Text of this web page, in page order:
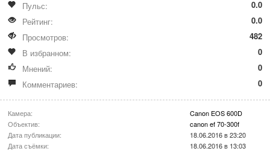
Пульс:
0.0
Рейтинг:
0.0
Просмотров:
482
В избранном:
0
Мнений:
0
Комментариев:
0
Камера:
Canon EOS 600D
Объектив:
canon ef 70-300f
Дата публикации:
18.06.2016 в 23:20
Дата съёмки:
18.06.2016 в 13:03